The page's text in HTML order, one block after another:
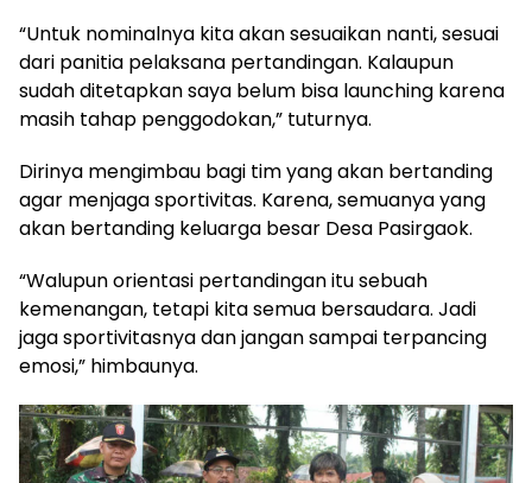
“Untuk nominalnya kita akan sesuaikan nanti, sesuai
dari panitia pelaksana pertandingan. Kalaupun
sudah ditetapkan saya belum bisa launching karena
masih tahap penggodokan,” tuturnya.
Dirinya mengimbau bagi tim yang akan bertanding
agar menjaga sportivitas. Karena, semuanya yang
akan bertanding keluarga besar Desa Pasirgaok.
“Walupun orientasi pertandingan itu sebuah
kemenangan, tetapi kita semua bersaudara. Jadi
jaga sportivitasnya dan jangan sampai terpancing
emosi,” himbaunya.